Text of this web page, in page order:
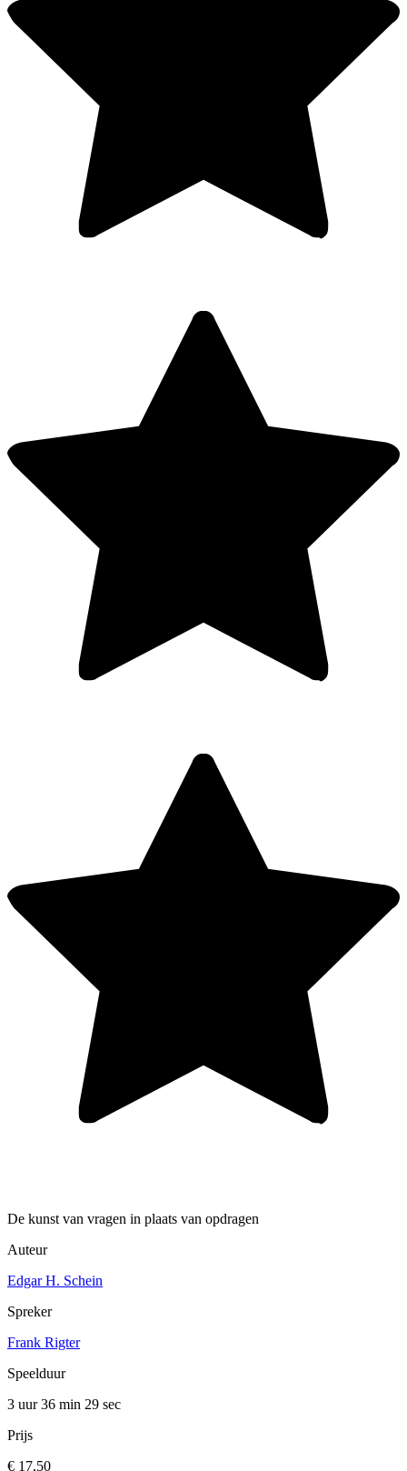
De kunst van vragen in plaats van opdragen
Auteur
Edgar H. Schein
Spreker
Frank Rigter
Speelduur
3 uur 36 min 29 sec
Prijs
€ 17,50